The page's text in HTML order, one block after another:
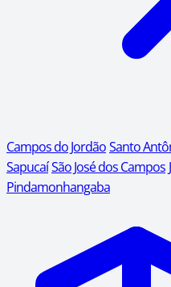
Campos do JordãoSanto
SapucaíSão José dos Campos
Pindamonhangaba